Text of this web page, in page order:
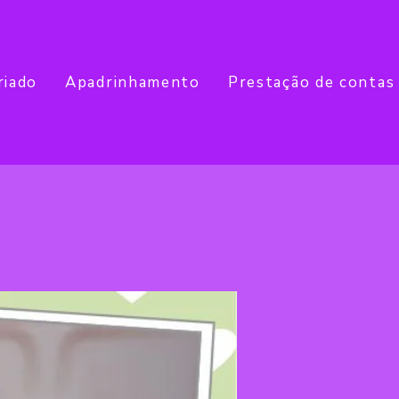
Apadrinhamento Prestação de contas